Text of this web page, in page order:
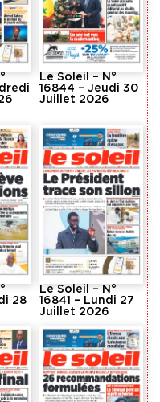
Le Soleil – N°
16844 – Jeudi 30
Juillet 2026
28
Le Soleil – N°
16841 – Lundi 27
Juillet 2026